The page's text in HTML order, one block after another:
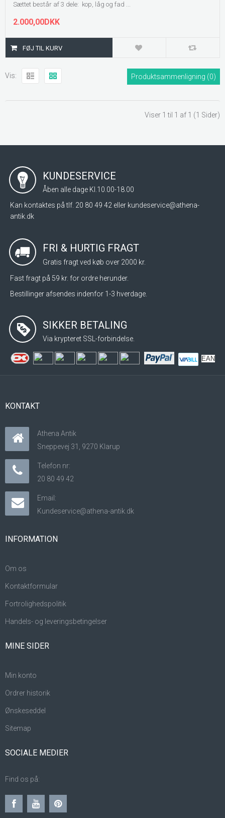
Sættet består af 3 dele: kop, låg og fad ...
2.000,00DKK
Vis: Produktsammenligning (0)
Viser 1 til 1 af 1 (1 Sider)
KUNDESERVICE
Åben alle dage Kl.10.00-18.00
Kan kontaktes på tlf. 20 80 49 42 eller kundeservice@athena-
antik.dk
FRI & HURTIG FRAGT
Gratis fragt ved køb over 2000 kr.
Fast fragt på 59 kr. for ordre herunder.
Bestillinger afsendes indenfor 1-3 hverdage.
SIKKER BETALING
Via krypteret SSL-forbindelse.
EAN
KONTAKT
Athena Antik
Sneppevej 31, 9270 Klarup
Telefon nr:
20 80 49 42
Email:
Kundeservice@athena-antik.dk
INFORMATION
Om os
Kontaktformular
Fortrolighedspolitik
Handels- og leveringsbetingelser
MINE SIDER
Min konto
Ordrer historik
Ønskeseddel
Sitemap
SOCIALE MEDIER
Find os på: